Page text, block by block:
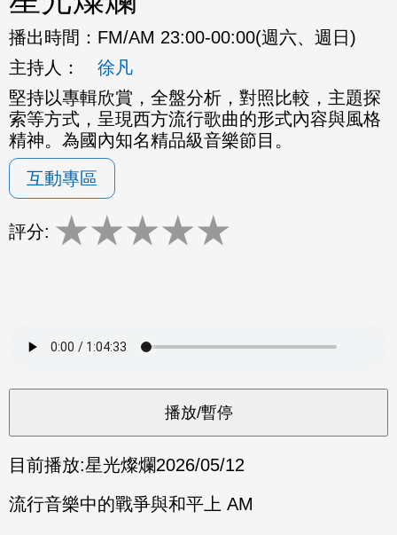
播出時間： FM/AM 23:00-00:00(週六、週日)
主持人：
徐凡
堅持以專輯欣賞，全盤分析，對照比較，主題探
索等方式，呈現西方流行歌曲的形式內容與風格
精神。為國內知名精品級音樂節目。
互動專區
評分: ★★★★★
目前播放:星光燦爛2026/05/12
流行音樂中的戰爭與和平上 AM